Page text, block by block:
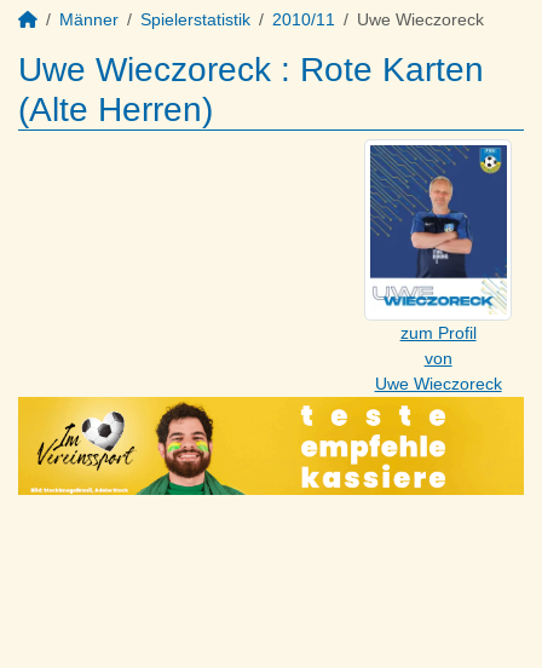
Männer Spielerstatistik 2010/11 Uwe Wieczoreck
Uwe Wieczoreck : Rote Karten
(Alte Herren)
zum Profil
von
Uwe Wieczoreck